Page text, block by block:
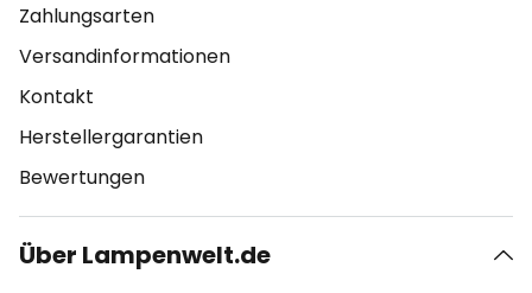
Zahlungsarten
Versandinformationen
Kontakt
Herstellergarantien
Bewertungen
Über Lampenwelt.de